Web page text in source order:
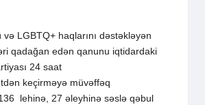
LGBTQ+ haqlarını dəstəkləyən
qadağan edən qanunu iqtidardaki
24 saat
keçirməyə müvəffəq
lehinə, 27 əleyhinə səslə qəbul